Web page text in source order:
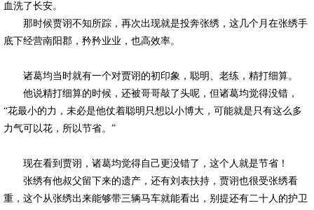
血洗了长安。
那时候贾诩不知所踪，再次出现就是投奔张绣，这几个月在张绣手
底下经营南阳郡，矜矜业业，也高效率。
诸葛均当时就有一个对贾诩的初印象，聪明、老练，精打细算。
他说精打细算的时候，还被哥哥敲了头呢，但诸葛均觉得没错，
“花最小的力，未必是他仗着聪明只想以小博大，可能就是只有这么多
力气可以花，所以节省。”
现在看到贾诩，诸葛均觉得自己更没错了，这个人就是节省！
张绣有他叔父留下来的遗产，还有刘表扶持，贾诩也很受张绣看
重，这个从张绣出来能够带三辆马车就能看出，别提还有二十人的护卫